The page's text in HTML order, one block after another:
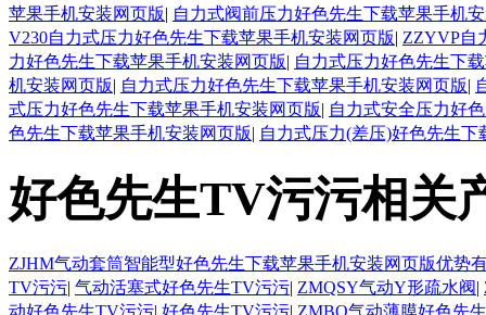
苹果手机安装网页版| 自力式阀前压力好色先生下载苹果手机
V230自力式压力好色先生下载苹果手机安装网页版| ZZYVP自
力好色先生下载苹果手机安装网页版| 自力式压力好色先生下
机安装网页版| 自力式压力好色先生下载苹果手机安装网页版|
式压力好色先生下载苹果手机安装网页版| 自力式安全压力好
色先生下载苹果手机安装网页版| 自力式压力(差压)好色先生
好色先生TV污污相关
ZJHM气动套筒智能型好色先生下载苹果手机安装网页版优势
TV污污| 气动活塞式好色先生TV污污| ZMQSY气动Y形疏水阀|
动好色先生TV污污| 好色先生TV污污| ZMBQ气动薄膜好色先